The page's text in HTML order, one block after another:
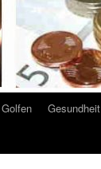
Golfen Gesundheit